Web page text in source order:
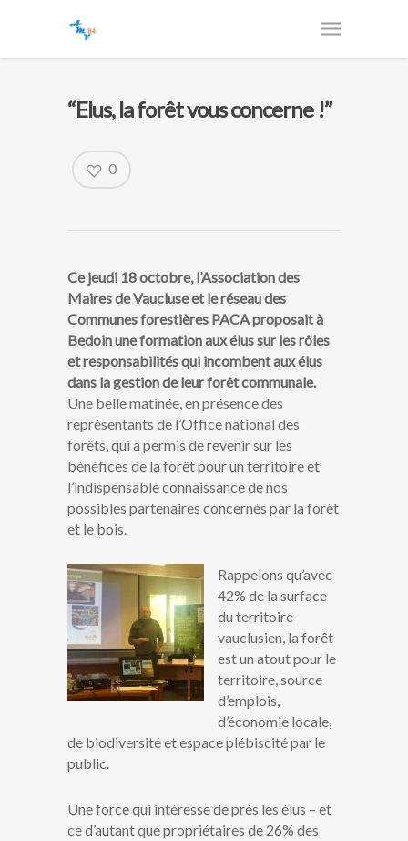
“Elus, la forêt vous concerne !”
0
Ce jeudi 18 octobre, l’Association des
Maires de Vaucluse et le réseau des
Communes forestières PACA proposait à
Bedoin une formation aux élus sur les rôles
et responsabilités qui incombent aux élus
dans la gestion de leur forêt communale.
Une belle matinée, en présence des
représentants de l’Office national des
forêts, qui a permis de revenir sur les
bénéfices de la forêt pour un territoire et
l’indispensable connaissance de nos
possibles partenaires concernés par la forêt
et le bois.
Rappelons qu’avec
42% de la surface
du territoire
vauclusien, la forêt
est un atout pour le
territoire, source
d’emplois,
d’économie locale,
de biodiversité et espace plébiscité par le
public.
Une force qui intéresse de près les élus – et
ce d’autant que propriétaires de 26% des